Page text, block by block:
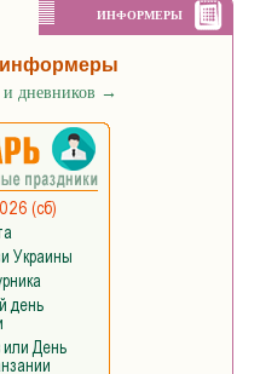
ИНФОРМЕРЫ
информеры
и дневников →